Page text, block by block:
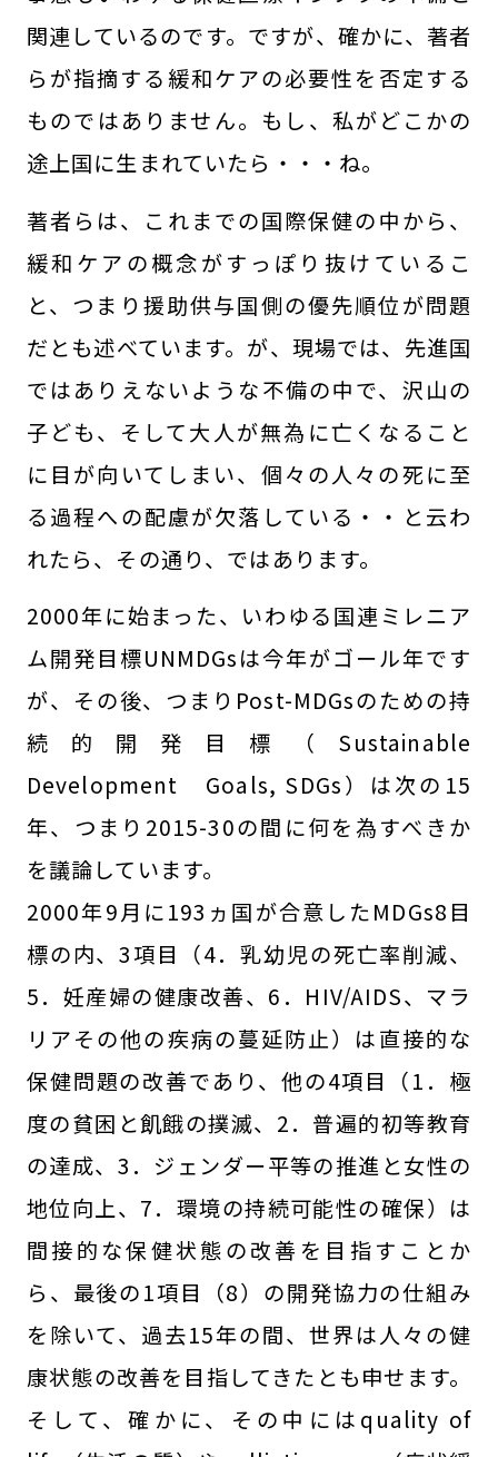
関連しているのです。ですが、確かに、著者
らが指摘する緩和ケアの必要性を否定する
ものではありません。もし、私がどこかの
途上国に生まれていたら・・・ね。
著者らは、これまでの国際保健の中から、
緩和ケアの概念がすっぽり抜けているこ
と、つまり援助供与国側の優先順位が問題
だとも述べています。が、現場では、先進国
ではありえないような不備の中で、沢山の
子ども、そして大人が無為に亡くなること
に目が向いてしまい、個々の人々の死に至
る過程への配慮が欠落している・・と云わ
れたら、その通り、ではあります。
2000年に始まった、いわゆる国連ミレニア
ム開発目標UNMDGsは今年がゴール年です
が、その後、つまりPost-MDGsのための持
続的開発目標（Sustainable
Development Goals, SDGs）は次の15
年、つまり2015-30の間に何を為すべきか
を議論しています。
2000年9月に193ヵ国が合意したMDGs8目
標の内、3項目（4．乳幼児の死亡率削減、
5．妊産婦の健康改善、6．HIV/AIDS、マラ
リアその他の疾病の蔓延防止）は直接的な
保健問題の改善であり、他の4項目（1．極
度の貧困と飢餓の撲滅、2．普遍的初等教育
の達成、3．ジェンダー平等の推進と女性の
地位向上、7．環境の持続可能性の確保）は
間接的な保健状態の改善を目指すことか
ら、最後の1項目（8）の開発協力の仕組み
を除いて、過去15年の間、世界は人々の健
康状態の改善を目指してきたとも申せます。
そして、確かに、その中にはquality of